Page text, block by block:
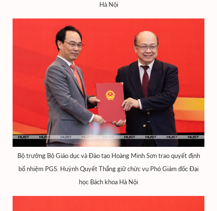
Hà Nội
Bộ trưởng Bộ Giáo dục và Đào tạo Hoàng Minh Sơn trao quyết định
bổ nhiệm PGS. Huỳnh Quyết Thắng giữ chức vụ Phó Giám đốc Đại
học Bách khoa Hà Nội